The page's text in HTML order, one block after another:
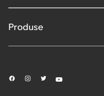
Produse